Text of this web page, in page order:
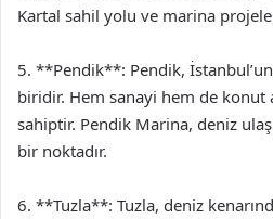
Kartal sahil yolu ve marina
5. **Pendik**: Pendik,
biridir. Hem sanayi hem de konut
sahiptir. Pendik Marina, deniz
bir noktadır.
6. **Tuzla**: Tuzla, deniz